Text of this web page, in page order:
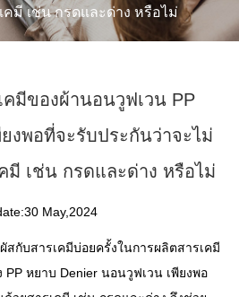
มี เช่น กรดและด่าง หรือไม่
คมีของผ้านอนวูฟเวน PP
ยงพอที่จะรับประกันว่าจะไม่
มี เช่น กรดและด่าง หรือไม่
May,2024
กับสารเคมีบ่อยครั้งในการผลิตสารเคมี
PP หยาบ Denier นอนวูฟเวน เพียงพอ